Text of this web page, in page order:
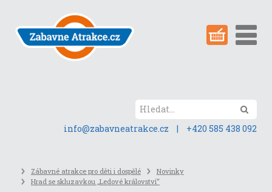
obsah
stránky
info@zabavneatrakce.cz
| +420 585 438 092
Zábavné atrakce pro děti i dospělé
Novinky
Hrad se skluzavkou „Ledové království“